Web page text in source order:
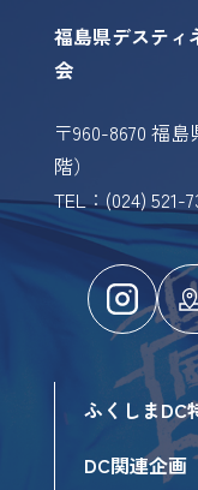
福島県デスティ
会
〒960-8670 福
階）
TEL：(024) 521-
ふくしまDC
DC関連企画